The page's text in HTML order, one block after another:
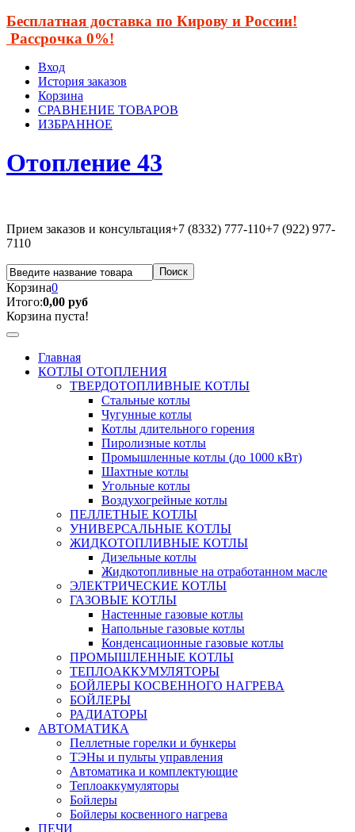
Бесплатная доставка по Кирову и России!
Рассрочка 0%!
Вход
История заказов
Корзина
СРАВНЕНИЕ ТОВАРОВ
ИЗБРАННОЕ
Отопление 43
Прием заказов и консультация+7 (8332) 777-110+7 (922) 977-
7110
Корзина0
Итого:0,00 руб
Корзина пуста!
Главная
КОТЛЫ ОТОПЛЕНИЯ
ТВЕРДОТОПЛИВНЫЕ КОТЛЫ
Стальные котлы
Чугунные котлы
Котлы длительного горения
Пиролизные котлы
Промышленные котлы (до 1000 кВт)
Шахтные котлы
Угольные котлы
Воздухогрейные котлы
ПЕЛЛЕТНЫЕ КОТЛЫ
УНИВЕРСАЛЬНЫЕ КОТЛЫ
ЖИДКОТОПЛИВНЫЕ КОТЛЫ
Дизельные котлы
Жидкотопливные на отработанном масле
ЭЛЕКТРИЧЕСКИЕ КОТЛЫ
ГАЗОВЫЕ КОТЛЫ
Настенные газовые котлы
Напольные газовые котлы
Конденсационные газовые котлы
ПРОМЫШЛЕННЫЕ КОТЛЫ
ТЕПЛОАККУМУЛЯТОРЫ
БОЙЛЕРЫ КОСВЕННОГО НАГРЕВА
БОЙЛЕРЫ
РАДИАТОРЫ
АВТОМАТИКА
Пеллетные горелки и бункеры
ТЭНы и пульты управления
Автоматика и комплектующие
Теплоаккумуляторы
Бойлеры
Бойлеры косвенного нагрева
ПЕЧИ